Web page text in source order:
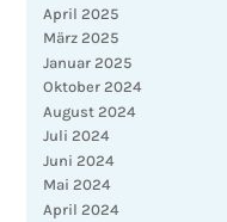
April 2025
März 2025
Januar 2025
Oktober 2024
August 2024
Juli 2024
Juni 2024
Mai 2024
April 2024